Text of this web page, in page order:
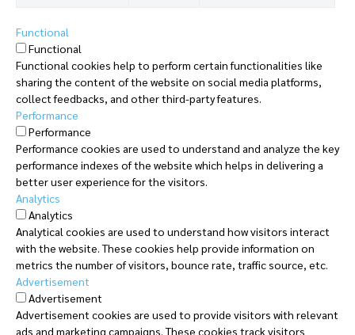
Functional
Functional
Functional cookies help to perform certain functionalities like
sharing the content of the website on social media platforms,
collect feedbacks, and other third-party features.
Performance
Performance
Performance cookies are used to understand and analyze the key
performance indexes of the website which helps in delivering a
better user experience for the visitors.
Analytics
Analytics
Analytical cookies are used to understand how visitors interact
with the website. These cookies help provide information on
metrics the number of visitors, bounce rate, traffic source, etc.
Advertisement
Advertisement
Advertisement cookies are used to provide visitors with relevant
ads and marketing campaigns. These cookies track visitors